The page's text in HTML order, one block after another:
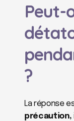
Peut-
?
La réponse
précaution,